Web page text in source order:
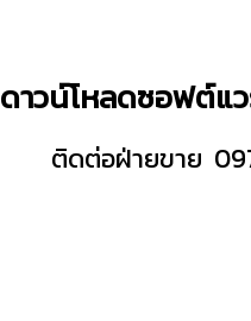
ดาวน์โหลดซอฟต์แ
ติดต่อฝ่ายขาย